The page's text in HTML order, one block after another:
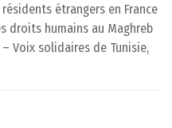
étrangers en France
droits humains au Maghreb
Voix solidaires de Tunisie,